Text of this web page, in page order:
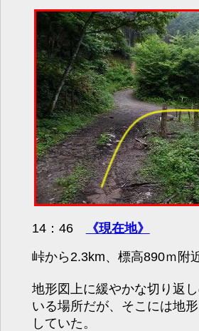
14：46
《現在地》
峠から2.3km、標高890ｍ附近
地形図上に緩やかな切り返
いる場所だが、そこには地
していた。